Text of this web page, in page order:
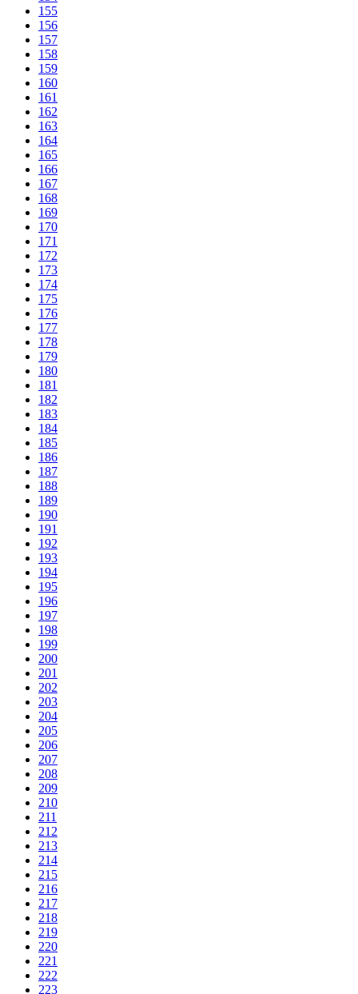
155
156
157
158
159
160
161
162
163
164
165
166
167
168
169
170
171
172
173
174
175
176
177
178
179
180
181
182
183
184
185
186
187
188
189
190
191
192
193
194
195
196
197
198
199
200
201
202
203
204
205
206
207
208
209
210
211
212
213
214
215
216
217
218
219
220
221
222
223